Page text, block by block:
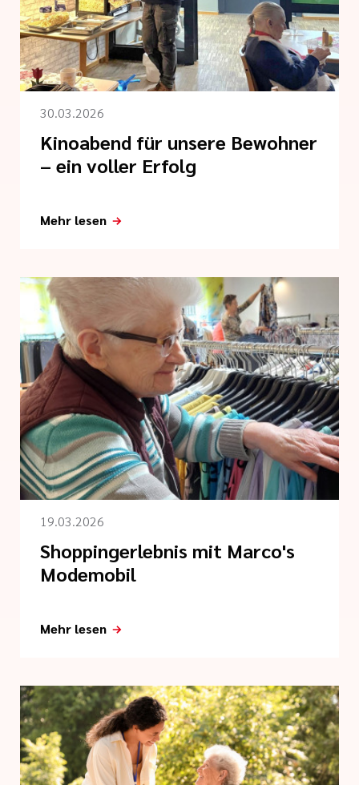
der cts
30.03.2026
Kinoabend für unsere Bewohner
– ein voller Erfolg
Mehr lesen
19.03.2026
Shoppingerlebnis mit Marco's
Modemobil
Mehr lesen